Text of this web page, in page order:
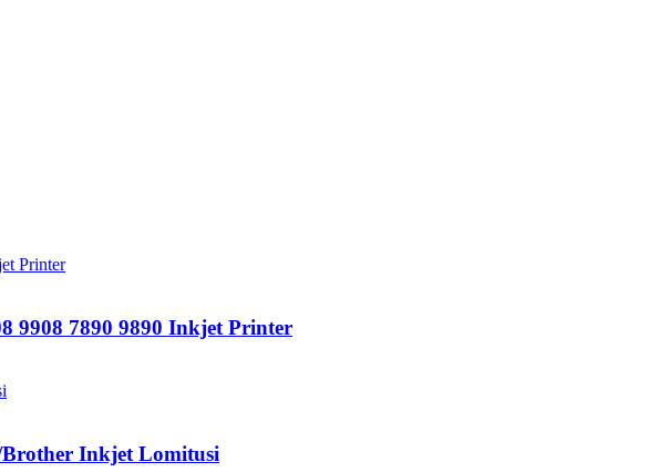
9908 7890 9890 Inkjet Printer
Brother Inkjet Lomitusi